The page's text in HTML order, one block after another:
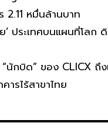
2.11 หมื่นล้านบาท
’ ประเทศบนแผนที่โลก
“นักบิด” ของ CLICX ถึ
ารไร้สาขาไทย